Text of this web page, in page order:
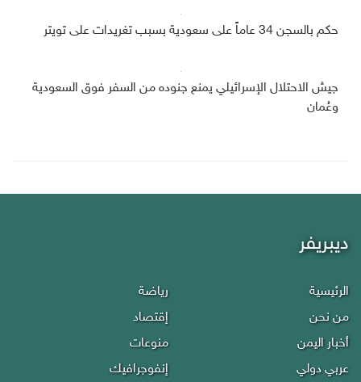
حكم بالسجن 34 عاماً على سعودية بسبب تغريدات على تويتر
جيش الاحتلال الإسرائيلي يمنع جنوده من السفر فوق السعودية
وعُمان
ديبريفر
الرئيسية
من نحن
أخبار اليمن
عربي دولي
رياضة
إقتصاد
منوعات
إنفوجرافيك